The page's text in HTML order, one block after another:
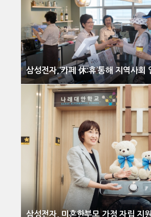
삼성전자, 미혼한부모 가정 자립 지원